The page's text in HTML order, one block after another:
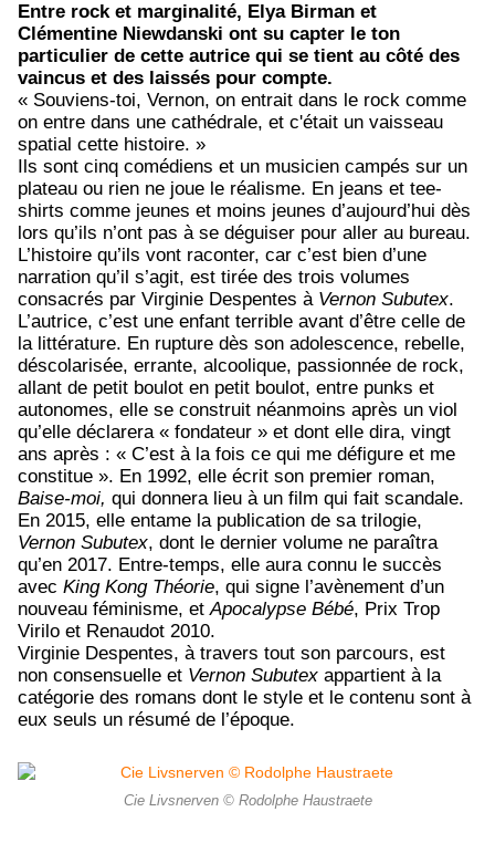
Entre rock et marginalité, Elya Birman et
Clémentine Niewdanski ont su capter le ton
particulier de cette autrice qui se tient au côté des
vaincus et des laissés pour compte.
« Souviens-toi, Vernon, on entrait dans le rock comme
on entre dans une cathédrale, et c'était un vaisseau
spatial cette histoire. »
Ils sont cinq comédiens et un musicien campés sur un
plateau ou rien ne joue le réalisme. En jeans et tee-
shirts comme jeunes et moins jeunes d’aujourd’hui dès
lors qu’ils n’ont pas à se déguiser pour aller au bureau.
L’histoire qu’ils vont raconter, car c’est bien d’une
narration qu’il s’agit, est tirée des trois volumes
consacrés par Virginie Despentes à Vernon Subutex.
L’autrice, c’est une enfant terrible avant d’être celle de
la littérature. En rupture dès son adolescence, rebelle,
déscolarisée, errante, alcoolique, passionnée de rock,
allant de petit boulot en petit boulot, entre punks et
autonomes, elle se construit néanmoins après un viol
qu’elle déclarera « fondateur » et dont elle dira, vingt
ans après : « C’est à la fois ce qui me défigure et me
constitue ». En 1992, elle écrit son premier roman,
Baise-moi, qui donnera lieu à un film qui fait scandale.
En 2015, elle entame la publication de sa trilogie,
Vernon Subutex, dont le dernier volume ne paraîtra
qu’en 2017. Entre-temps, elle aura connu le succès
avec King Kong Théorie, qui signe l’avènement d’un
nouveau féminisme, etApocalypse Bébé, Prix Trop
Virilo et Renaudot 2010.
Virginie Despentes, à travers tout son parcours, est
non consensuelle et Vernon Subutex appartient à la
catégorie des romans dont le style et le contenu sont à
eux seuls un résumé de l’époque.
Cie Livsnerven © Rodolphe Haustraete